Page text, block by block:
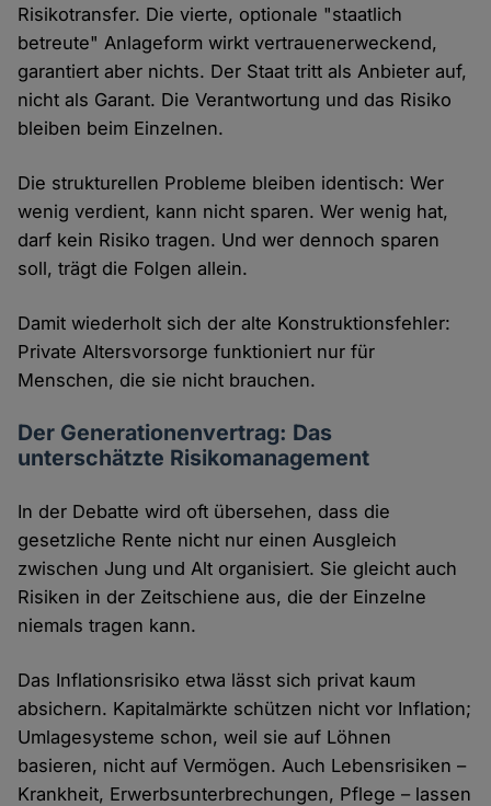
Risikotransfer. Die vierte, optionale "staatlich
betreute" Anlageform wirkt vertrauenerweckend,
garantiert aber nichts. Der Staat tritt als Anbieter auf,
nicht als Garant. Die Verantwortung und das Risiko
bleiben beim Einzelnen.
Die strukturellen Probleme bleiben identisch: Wer
wenig verdient, kann nicht sparen. Wer wenig hat,
darf kein Risiko tragen. Und wer dennoch sparen
soll, trägt die Folgen allein.
Damit wiederholt sich der alte Konstruktionsfehler:
Private Altersvorsorge funktioniert nur für
Menschen, die sie nicht brauchen.
Der Generationenvertrag: Das
unterschätzte Risikomanagement
In der Debatte wird oft übersehen, dass die
gesetzliche Rente nicht nur einen Ausgleich
zwischen Jung und Alt organisiert. Sie gleicht auch
Risiken in der Zeitschiene aus, die der Einzelne
niemals tragen kann.
Das Inflationsrisiko etwa lässt sich privat kaum
absichern. Kapitalmärkte schützen nicht vor Inflation;
Umlagesysteme schon, weil sie auf Löhnen
basieren, nicht auf Vermögen. Auch Lebensrisiken –
Krankheit, Erwerbsunterbrechungen, Pflege – lassen